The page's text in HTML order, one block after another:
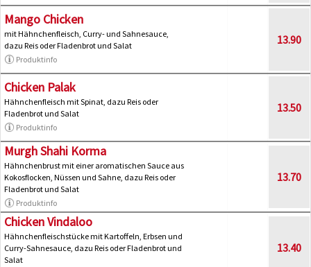
Mango Chicken
mit Hähnchenfleisch, Curry- und Sahnesauce,
dazu Reis oder Fladenbrot und Salat
Produktinfo
13.90
Chicken Palak
Hähnchenfleisch mit Spinat, dazu Reis oder
Fladenbrot und Salat
Produktinfo
13.50
Murgh Shahi Korma
Hähnchenbrust mit einer aromatischen Sauce aus
Kokosflocken, Nüssen und Sahne, dazu Reis oder
Fladenbrot und Salat
Produktinfo
13.70
Chicken Vindaloo
Hähnchenfleischstücke mit Kartoffeln, Erbsen und
Curry-Sahnesauce, dazu Reis oder Fladenbrot und
Salat
13.40